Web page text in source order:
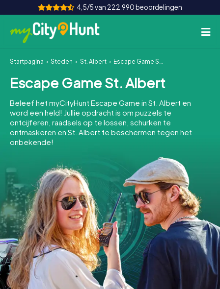
4,5/5 van 222.990 beoordelingen
Hoe het werkt
Steden
Tours
Teamevenement
INT AT CH
DE
ES
FR UK
IE
IT
NL
Boek tickets
Koop cadeaubonnen
Startpagina Steden St. Albert Escape Game St. Albert
Escape Game St. Albert
Beleef het myCityHunt Escape Game in St. Albert en
word een held! Jullie opdracht is om puzzels te
ontcijferen, raadsels op te lossen, schurken te
ontmaskeren en St. Albert te beschermen tegen het
onbekende!